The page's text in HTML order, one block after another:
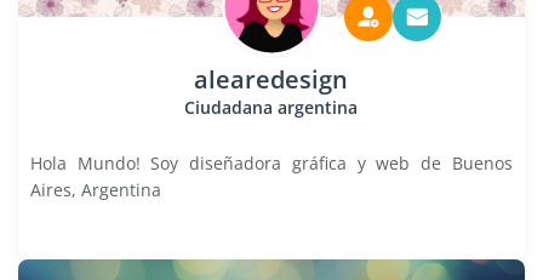
alearedesign
Ciudadana argentina
Hola Mundo! Soy diseñadora gráfica y web de Buenos
Aires, Argentina